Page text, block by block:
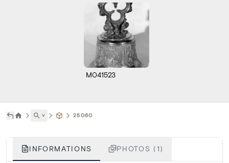
M041523
˅ 25060
INFORMATIONS PHOTOS (1)